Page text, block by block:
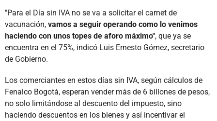
"Para el Día sin IVA no se va a solicitar el carnet de
vacunación, vamos a seguir operando como lo venimos
haciendo con unos topes de aforo máximo", que ya se
encuentra en el 75%, indicó Luis Ernesto Gómez, secretario
de Gobierno.
Los comerciantes en estos días sin IVA, según cálculos de
Fenalco Bogotá, esperan vender más de 6 billones de pesos,
no solo limitándose al descuento del impuesto, sino
haciendo descuentos en los bienes y así incentivar el